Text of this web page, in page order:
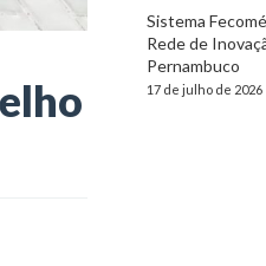
Sistema
Rede de
Pernambuco
17 de julho de 2026